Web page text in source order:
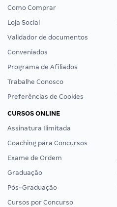
Como Comprar
Loja Social
Validador de documentos
Conveniados
Programa de Afiliados
Trabalhe Conosco
Preferências de Cookies
CURSOS ONLINE
Assinatura Ilimitada
Coaching para Concursos
Exame de Ordem
Graduação
Pós-Graduação
Cursos por Concurso